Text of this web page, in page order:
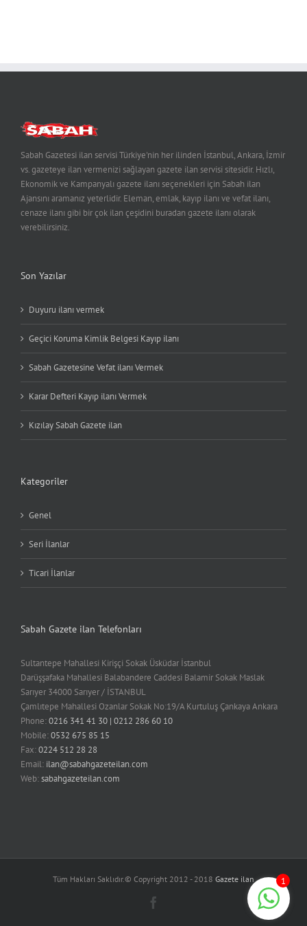
Sabah Gazetesi ilan servisi Türkiye'nin her ilinden İstanbul, Ankara, İzmir
vs. gazeteye ilan vermenizi sağlayan gazete ilan servisi sitesidir. Hızlı,
Ekonomik ve Kampanyalı gazete ilanı seçenekleri için Sabah ilan
Ajansını aramanız yeterlidir. Eleman, emlak, kayıp ilanı ve vefat ilanı,
cenaze ilanı gibi bir çok ilan çeşidini buradan gazete ilanı olarak
verebilirsiniz.
Son Yazılar
Duyuru ilanı vermek
Geçici Koruma Kimlik Belgesi Kayıp ilanı
Sabah Gazetesine Vefat ilanı Vermek
Karar Defteri Kayıp ilanı Vermek
Kızılay Sabah Gazete ilan
Kategoriler
Genel
Seri İlanlar
Ticari İlanlar
Sabah Gazete ilan Telefonları
Sultantepe Mahallesi Kirişçi Sokak Üsküdar İstanbul
Darüşşafaka Mahallesi Balabandere Caddesi Balamir Sokak Maslak
Sarıyer 34000 Sarıyer / İSTANBUL
Çamlıtepe Mahallesi Ozanlar Sokak No:19/A Kurtuluş Çankaya Ankara
Phone:0216 341 41 30 | 0212 286 60 10
Mobile:0532 675 85 15
Fax:0224 512 28 28
Email: ilan@sabahgazeteilan.com
Web:sabahgazeteilan.com
Tüm Hakları Saklıdır.© Copyright 2012 - 2018 Gazete ilan 1